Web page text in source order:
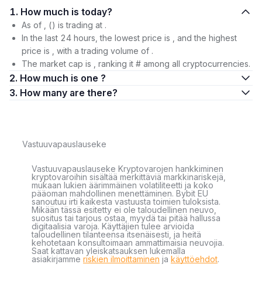
1. How much is today?
As of , () is trading at .
In the last 24 hours, the lowest price is , and the highest
price is , with a trading volume of .
The market cap is , ranking it # among all cryptocurrencies.
2. How much is one ?
3. How many are there?
Vastuuvapauslauseke
Vastuuvapauslauseke Kryptovarojen hankkiminen
kryptovaroihin sisältää merkittäviä markkinariskejä,
mukaan lukien äärimmäinen volatiliteetti ja koko
pääoman mahdollinen menettäminen. Bybit EU
sanoutuu irti kaikesta vastuusta toimien tuloksista.
Mikään tässä esitetty ei ole taloudellinen neuvo,
suositus tai tarjous ostaa, myydä tai pitää hallussa
digitaalisia varoja. Käyttäjien tulee arvioida
taloudellinen tilanteensa itsenäisesti, ja heitä
kehotetaan konsultoimaan ammattimaisia neuvojia.
Saat kattavan yleiskatsauksen lukemalla
asiakirjamme riskien ilmoittaminen ja käyttöehdot.